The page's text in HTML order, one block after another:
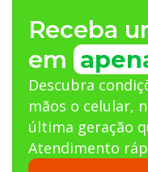
Receba
em
Descubra
mãos o celular,
última geração
Atendimento